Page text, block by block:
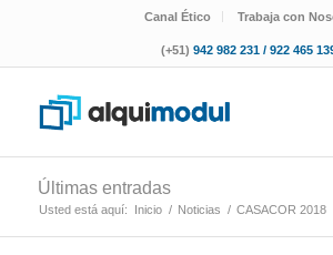
Canal Ético Trabaja con
(+51) 942 982 231 / 922 465
Últimas entradas
Usted está aquí: Inicio / Noticias / CASACOR 2018